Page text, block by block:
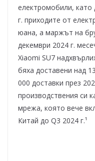
електромобили, като
г. приходите от
юана, а маржът на
декември 2024 г.
Xiaomi SU7
бяха доставени над
000 доставки през
производствения си
мрежа, която вече
Китай до Q3 2024 г.¹